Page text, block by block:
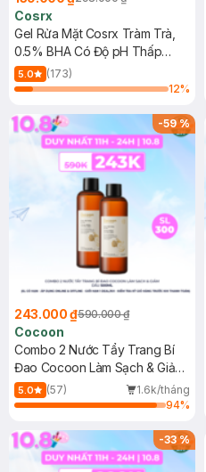
Cosrx
Gel Rửa Mặt Cosrx Tràm Trà,
0.5% BHA Có Độ pH Thấp
150ml
5.0
(173)
12%
-59%
243.000 ₫590.000 ₫
Cocoon
Combo 2 Nước Tẩy Trang Bí
Đao Cocoon Làm Sạch & Giảm
Dầu 500ml
5.0 (57)
1.6k/tháng
94%
-33%